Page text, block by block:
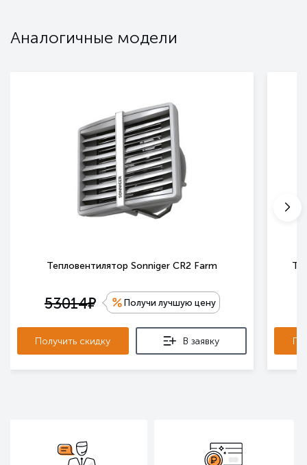
Аналогичные модели
Тепловентилятор Sonniger CR2 Farm
53014е Получи лучшую цену
Получить скидку В заявку